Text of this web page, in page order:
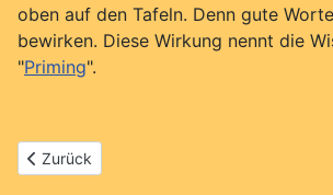
oben auf den Tafeln. Denn gute
bewirken. Diese Wirkung nennt die
"Priming".
Vorheriger Beitrag: Gemeinde 2016
Zurück